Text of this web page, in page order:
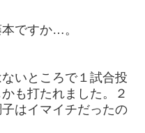
ですか…。
いところで１試合投
も打たれました。２
はイマイチだったの